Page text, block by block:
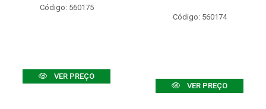
Código: 560175
VER PREÇO
Código: 560174
VER PREÇO